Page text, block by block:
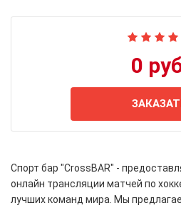
0
Спорт бар "CrossBAR" -
онлайн трансляции матчей по
лучших команд мира. Мы